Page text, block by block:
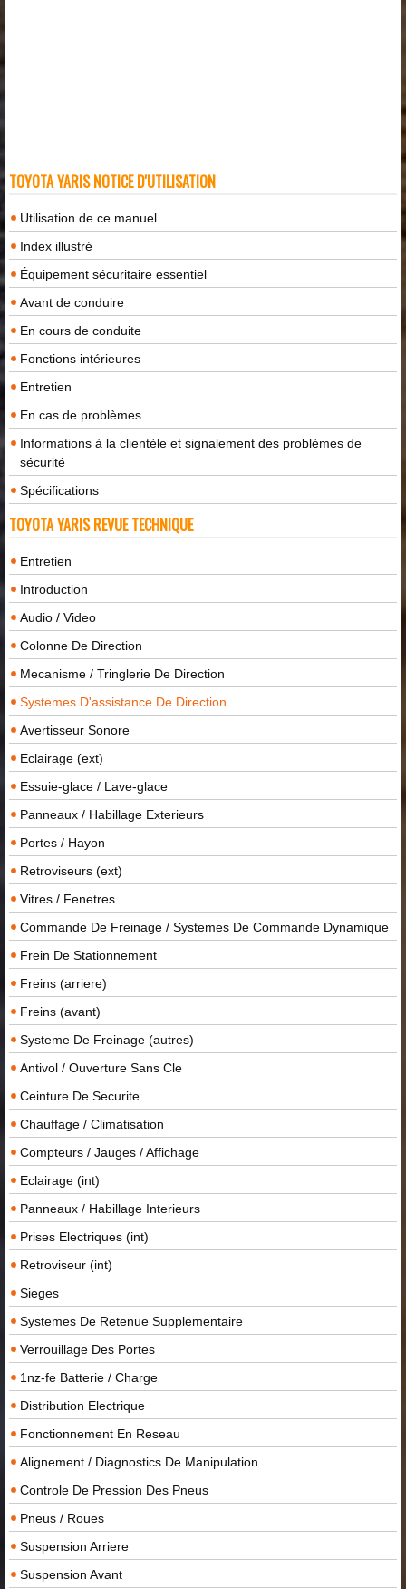
TOYOTA YARIS NOTICE D'UTILISATION
Utilisation de ce manuel
Index illustré
Équipement sécuritaire essentiel
Avant de conduire
En cours de conduite
Fonctions intérieures
Entretien
En cas de problèmes
Informations à la clientèle et signalement des problèmes de
sécurité
Spécifications
TOYOTA YARIS REVUE TECHNIQUE
Entretien
Introduction
Audio / Video
Colonne De Direction
Mecanisme / Tringlerie De Direction
Systemes D'assistance De Direction
Avertisseur Sonore
Eclairage (ext)
Essuie-glace / Lave-glace
Panneaux / Habillage Exterieurs
Portes / Hayon
Retroviseurs (ext)
Vitres / Fenetres
Commande De Freinage / Systemes De Commande Dynamique
Frein De Stationnement
Freins (arriere)
Freins (avant)
Systeme De Freinage (autres)
Antivol / Ouverture Sans Cle
Ceinture De Securite
Chauffage / Climatisation
Compteurs / Jauges / Affichage
Eclairage (int)
Panneaux / Habillage Interieurs
Prises Electriques (int)
Retroviseur (int)
Sieges
Systemes De Retenue Supplementaire
Verrouillage Des Portes
1nz-fe Batterie / Charge
Distribution Electrique
Fonctionnement En Reseau
Alignement / Diagnostics De Manipulation
Controle De Pression Des Pneus
Pneus / Roues
Suspension Arriere
Suspension Avant